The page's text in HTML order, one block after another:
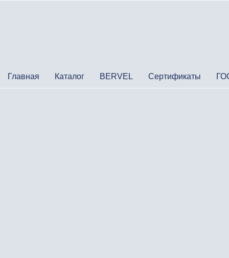
Главная Каталог BERVEL Сертификаты